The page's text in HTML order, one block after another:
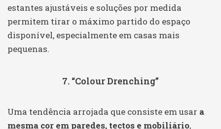
estantes ajustáveis e soluções por medida
permitem tirar o máximo partido do espaço
disponível, especialmente em casas mais
pequenas.
7. “Colour Drenching”
Uma tendência arrojada que consiste em usar a
mesma cor em paredes, tectos e mobiliário,